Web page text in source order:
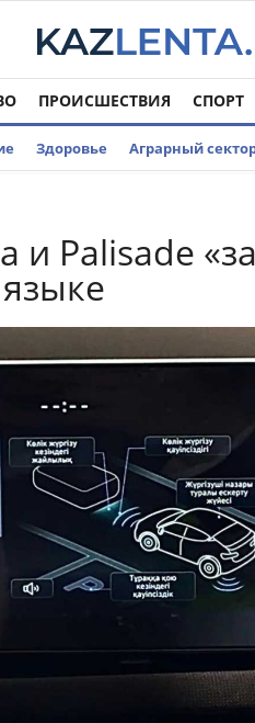
ПРОИСШЕСТВИЯ СПОРТ
Здоровье Аграрный
и Palisade